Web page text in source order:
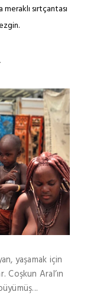
sırtçantası
yaşamak için
Aral’ın